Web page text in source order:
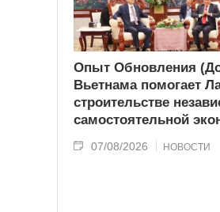
Опыт Обновления
Вьетнама помогает
строительстве
самостоятельной
07/08/2026 НОВОСТИ